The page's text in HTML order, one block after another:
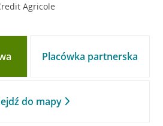
Agricole
Placówka partnerska
do mapy